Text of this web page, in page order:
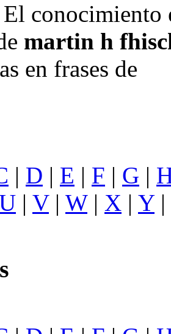
El conocimiento
martin h
en frases de
| D | E | F | G |
| V| W| X | Y|